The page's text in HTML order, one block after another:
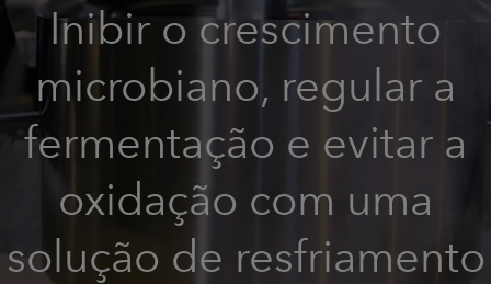
Inibir o crescimento
microbiano, regular a
fermentação e evitar a
oxidação com uma
solução de resfriamento